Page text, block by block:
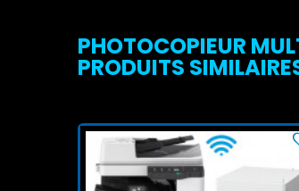
PHOTOCOPIEUR
PRODUITS